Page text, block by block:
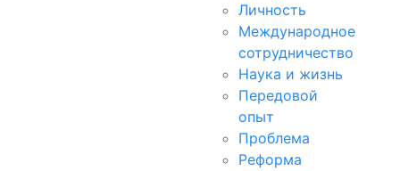
Личность
Международное
сотрудничество
Наука и жизнь
Передовой
опыт
Проблема
Реформа